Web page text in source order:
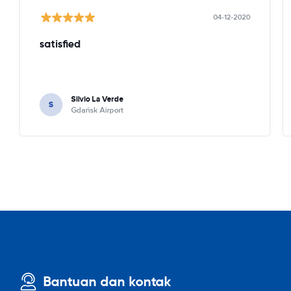
04-12-2020
satisfied
S Silvio La Verde
Gdańsk Airport
Bantuan dan kontak